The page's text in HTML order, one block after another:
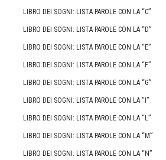
LIBRO DEI SOGNI: LISTA PAROLE CON LA “C”
LIBRO DEI SOGNI: LISTA PAROLE CON LA “D”
LIBRO DEI SOGNI: LISTA PAROLE CON LA “E”
LIBRO DEI SOGNI: LISTA PAROLE CON LA “F”
LIBRO DEI SOGNI: LISTA PAROLE CON LA “G”
LIBRO DEI SOGNI: LISTA PAROLE CON LA “I”
LIBRO DEI SOGNI: LISTA PAROLE CON LA “L”
LIBRO DEI SOGNI: LISTA PAROLE CON LA “M”
LIBRO DEI SOGNI: LISTA PAROLE CON LA “N”